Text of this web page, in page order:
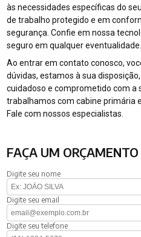
às necessidades específicas do
de trabalho protegido e em
segurança. Confie em nossa
seguro em qualquer eventualidade.
Ao entrar em contato conosco,
dúvidas, estamos à sua
cuidadoso e comprometido com a
trabalhamos com cabine primária
Fale com nossos especialistas.
FAÇA UM ORÇAMENTO
Digite seu nome
Digite seu email
Digite seu telefone